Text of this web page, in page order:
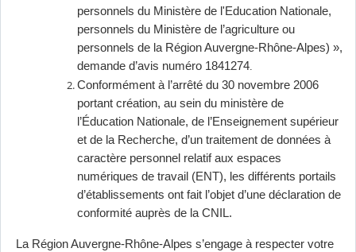
personnels du Ministère de l'Education Nationale,
personnels du Ministère de l’agriculture ou
personnels de la Région Auvergne-Rhône-Alpes) »,
demande d’avis numéro 1841274.
Conformément à l’arrêté du 30 novembre 2006
portant création, au sein du ministère de
l’Éducation Nationale, de l’Enseignement supérieur
et de la Recherche, d’un traitement de données à
caractère personnel relatif aux espaces
numériques de travail (ENT), les différents portails
d’établissements ont fait l’objet d’une déclaration de
conformité auprès de la CNIL.
La Région Auvergne-Rhône-Alpes s’engage à respecter votre